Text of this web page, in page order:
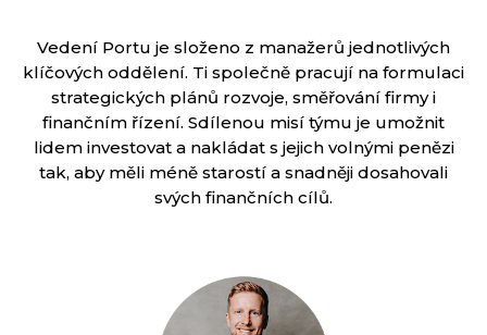
Vedení Portu je složeno z manažerů jednotlivých
klíčových oddělení. Ti společně pracují na formulaci
strategických plánů rozvoje, směřování firmy i
finančním řízení. Sdílenou misí týmu je umožnit
lidem investovat a nakládat s jejich volnými penězi
tak, aby měli méně starostí a snadněji dosahovali
svých finančních cílů.